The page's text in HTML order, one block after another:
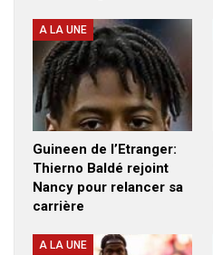
A LA UNE
Guineen de l’Etranger:
Thierno Baldé rejoint
Nancy pour relancer sa
carrière
A LA UNE